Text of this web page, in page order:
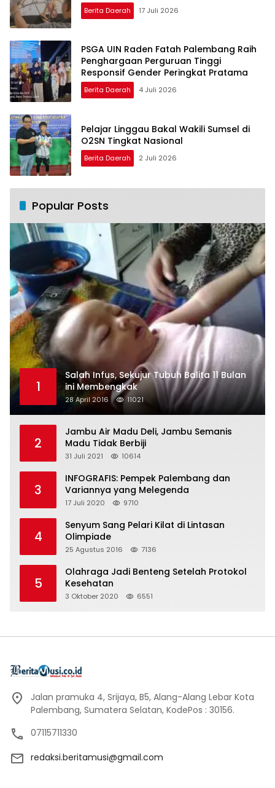
Berita Daerah 17 Juli 2026
PSGA UIN Raden Fatah Palembang Raih
Penghargaan Perguruan Tinggi
Responsif Gender Peringkat Pratama
Berita Daerah 4 Juli 2026
Pelajar Linggau Bakal Wakili Sumsel di
O2SN Tingkat Nasional
Berita Daerah 2 Juli 2026
Popular Posts
1
Salah Infus, Sekujur Tubuh Balita 11 Bulan
ini Membengkak
28 April 2016 11021
2
Jambu Air Madu Deli, Jambu Semanis
Madu Tidak Berbiji
31 Juli 2021 10614
3
INFOGRAFIS: Pempek Palembang dan
Variannya yang Melegenda
17 Juli 2020 9710
4
Senyum Sang Pelari Kilat di Lintasan
Olimpiade
25 Agustus 2016 7136
5
Olahraga Jadi Benteng Setelah Protokol
Kesehatan
3 Oktober 2020 6551
Jalan pramuka 4, Srijaya, B5, Alang-Alang Lebar Kota
Palembang, Sumatera Selatan, KodePos : 30156.
07115711330
redaksi.beritamusi@gmail.com